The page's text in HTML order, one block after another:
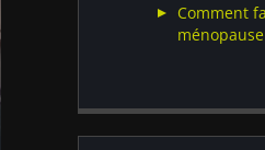
Comment
ménopause